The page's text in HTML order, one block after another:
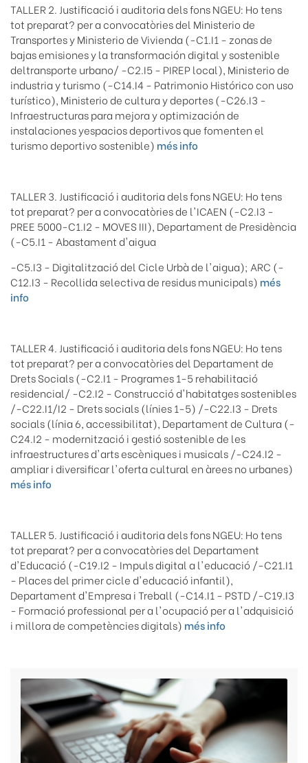
TALLER 2. Justificació i auditoria dels fons NGEU: Ho tens
tot preparat? per a convocatòries del Ministerio de
Transportes y Ministerio de Vivienda (-C1.I1 - zonas de
bajas emisiones y la transformación digital y sostenible
deltransporte urbano/ -C2.I5 - PIREP local), Ministerio de
industria y turismo (-C14.I4 - Patrimonio Histórico con uso
turístico), Ministerio de cultura y deportes (-C26.I3 -
Infraestructuras para mejora y optimización de
instalaciones yespacios deportivos que fomenten el
turismo deportivo sostenible) més info
TALLER 3. Justificació i auditoria dels fons NGEU: Ho tens
tot preparat? per a convocatòries de l'ICAEN (-C2.I3 -
PREE 5000-C1.I2 - MOVES III), Departament de Presidència
(-C5.I1 - Abastament d'aigua
-C5.I3 - Digitalització del Cicle Urbà de l'aigua); ARC (-
C12.I3 - Recollida selectiva de residus municipals) més
info
TALLER 4. Justificació i auditoria dels fons NGEU: Ho tens
tot preparat? per a convocatòries del Departament de
Drets Socials (-C2.I1 - Programes 1-5 rehabilitació
residencial/ -C2.I2 - Construcció d'habitatges sostenibles
/-C22.I1/I2 - Drets socials (línies 1-5) /-C22.I3 - Drets
socials (línia 6, accessibilitat), Departament de Cultura (-
C24.I2 - modernització i gestió sostenible de les
infraestructures d'arts escèniques i musicals /-C24.I2 -
ampliar i diversificar l'oferta cultural en àrees no urbanes)
més info
TALLER 5. Justificació i auditoria dels fons NGEU: Ho tens
tot preparat? per a convocatòries del Departament
d'Educació (-C19.I2 - Impuls digital a l'educació /-C21.I1
- Places del primer cicle d'educació infantil),
Departament d'Empresa i Treball (-C14.I1 - PSTD /-C19.I3
- Formació professional per a l'ocupació per a l'adquisició
i millora de competències digitals) més info